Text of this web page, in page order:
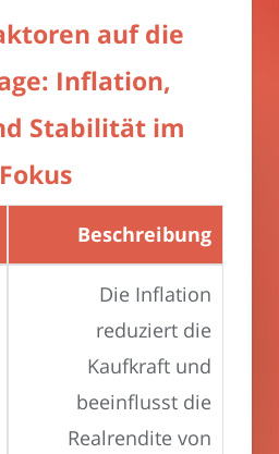
auf die
Inflation,
Stabilität im
Fokus
Beschreibung
Die Inflation
reduziert die
Kaufkraft und
beeinflusst die
Realrendite von